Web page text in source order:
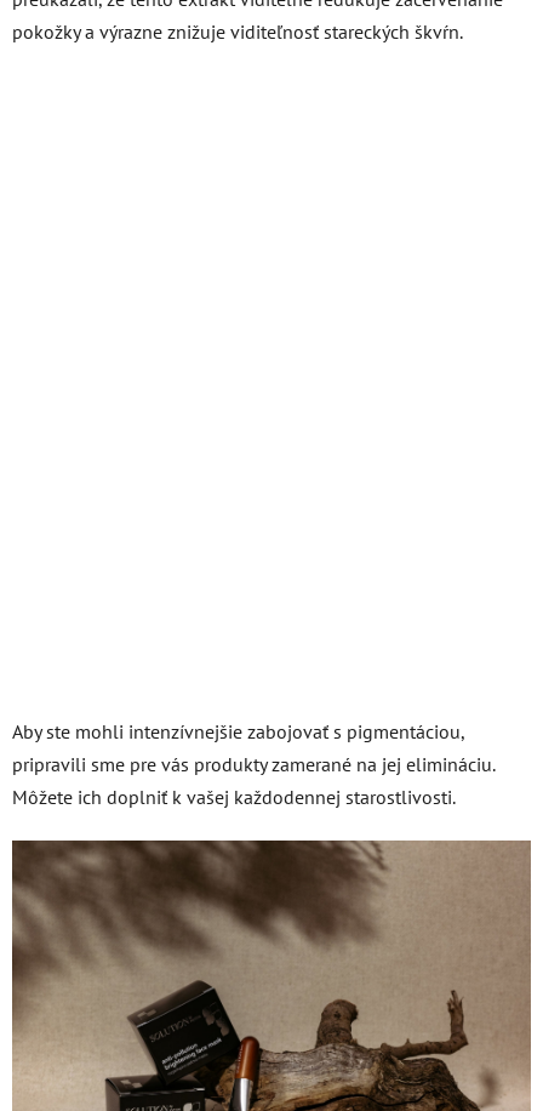
pokožky a výrazne znižuje viditeľnosť stareckých škvŕn.
Aby ste mohli intenzívnejšie zabojovať s pigmentáciou,
pripravili sme pre vás produkty zamerané na jej elimináciu.
Môžete ich doplniť k vašej každodennej starostlivosti.